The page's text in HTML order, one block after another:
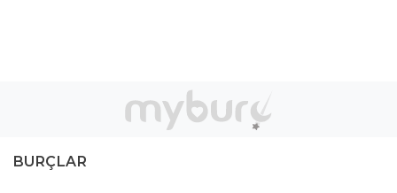
BURÇLAR